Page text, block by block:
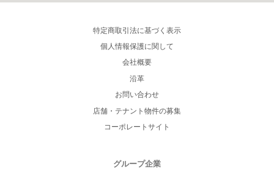
特定商取引法に基づく表示
個人情報保護に関して
会社概要
沿革
お問い合わせ
店舗・テナント物件の募集
コーポレートサイト
グループ企業